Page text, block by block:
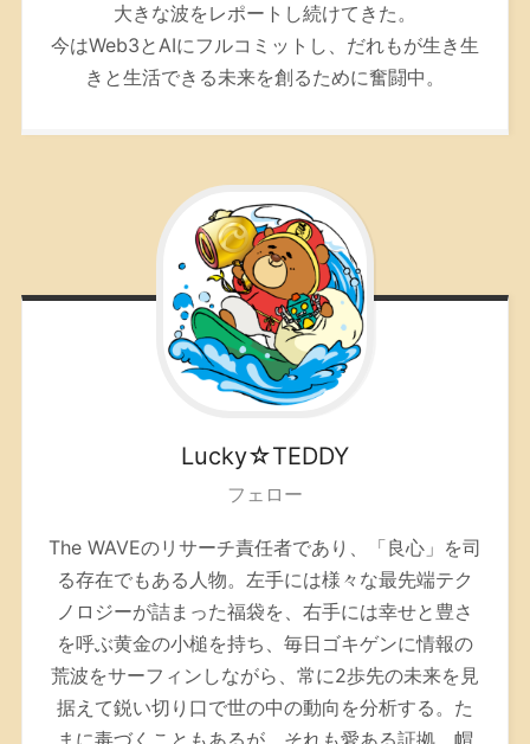
大きな波をレポートし続けてきた。
今はWeb3とAIにフルコミットし、だれもが生き生
きと生活できる未来を創るために奮闘中。
Lucky☆TEDDY
フェロー
The WAVEのリサーチ責任者であり、「良心」を司
る存在でもある人物。左手には様々な最先端テク
ノロジーが詰まった福袋を、右手には幸せと豊さ
を呼ぶ黄金の小槌を持ち、毎日ゴキゲンに情報の
荒波をサーフィンしながら、常に2歩先の未来を見
据えて鋭い切り口で世の中の動向を分析する。た
まに毒づくこともあるが、それも愛ある証拠。帽